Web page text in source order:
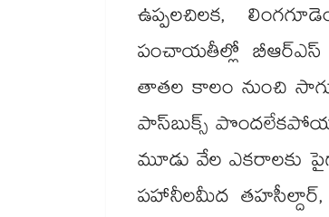
ఉప్పలచిలక,
పంచాయతీల్లో
తాతల కాలం నుంచి
పాస్‌‌బుక్స్
మూడు వేల ఎకరాలకు
పహానీలమీద